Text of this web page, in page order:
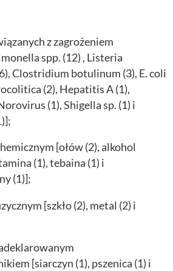
z zagrożeniem
spp. (12) , Listeria
Clostridium botulinum (3), E. coli
(2), Hepatitis A (1),
(1), Shigella sp. (1) i
[ołów (2), alkohol
(1), tebaina (1) i
(1)];
[szkło (2), metal (2) i
[siarczyn (1), pszenica (1) i